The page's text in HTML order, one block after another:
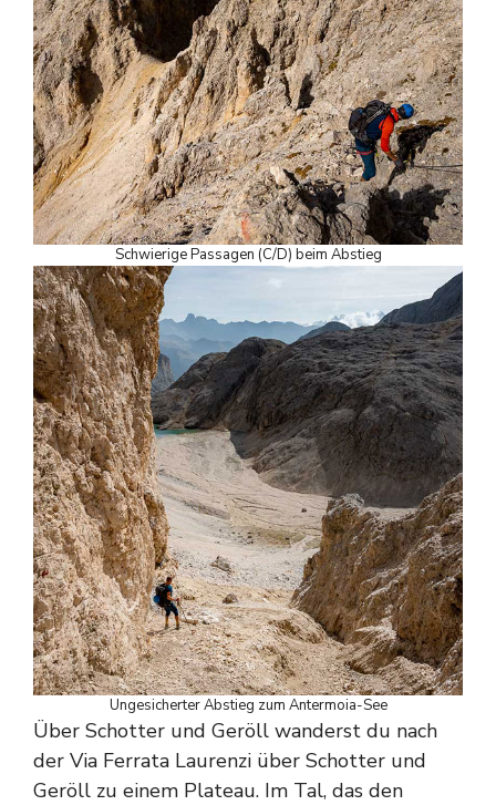
Schwierige Passagen (C/D) beim Abstieg
Ungesicherter Abstieg zum Antermoia-See
Über Schotter und Geröll wanderst du nach
der Via Ferrata Laurenzi über Schotter und
Geröll zu einem Plateau. Im Tal, das den